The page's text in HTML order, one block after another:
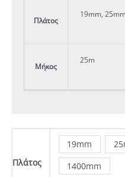
Πλάτος
19mm,
Μήκος
25m
Πλάτος
19mm
1400mm